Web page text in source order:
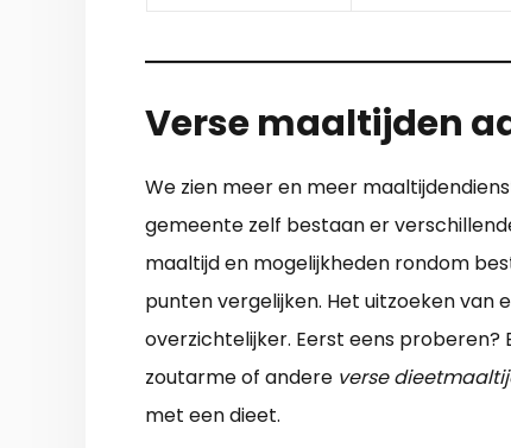
Verse maaltijden
We zien meer en meer
gemeente zelf bestaan er
maaltijd en mogelijkheden rondom
punten vergelijken. Het uitzoeken
overzichtelijker. Eerst eens
zoutarme of andere verse
met een dieet.